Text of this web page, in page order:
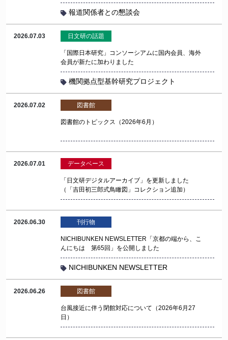
報道関係者との懇談会
2026.07.03 日文研の話題
「国際日本研究」コンソーシアムに国内会員、海外
会員が新たに加わりました
機関拠点型基幹研究プロジェクト
2026.07.02 図書館
図書館のトピックス（2026年6月）
2026.07.01 データベース
「日文研デジタルアーカイブ」を更新しました
（「吉田初三郎式鳥瞰図」コレクション追加）
2026.06.30 刊行物
NICHIBUNKEN NEWSLETTER「京都の端から、こ
んにちは 第65回」を公開しました
NICHIBUNKEN NEWSLETTER
2026.06.26 図書館
台風接近に伴う閉館対応について（2026年6月27
日）